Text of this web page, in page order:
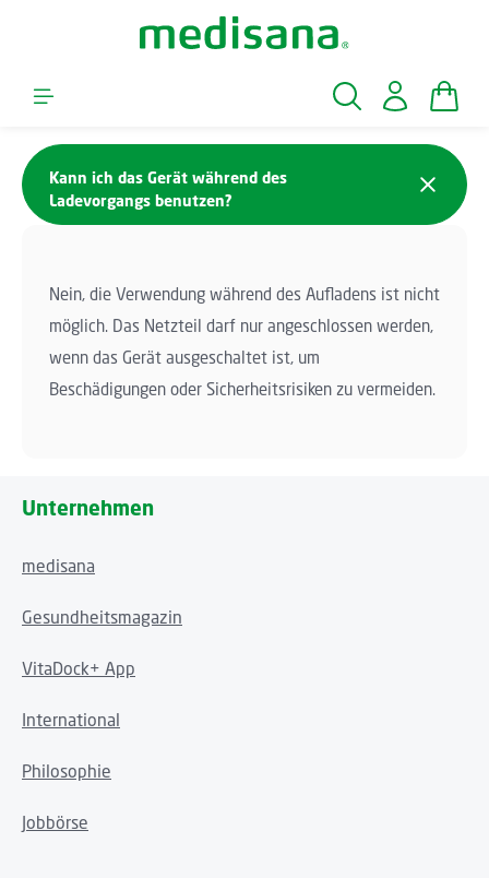
Zum Hauptinhalt springen
Kann ich das Gerät während des
Ladevorgangs benutzen?
Nein, die Verwendung während des Aufladens ist nicht
möglich. Das Netzteil darf nur angeschlossen werden,
wenn das Gerät ausgeschaltet ist, um
Beschädigungen oder Sicherheitsrisiken zu vermeiden.
Unternehmen
medisana
Gesundheitsmagazin
VitaDock+ App
International
Philosophie
Jobbörse